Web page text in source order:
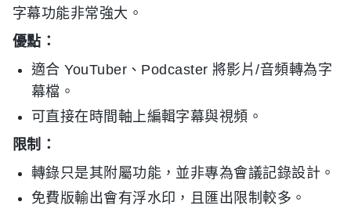
字幕功能非常強大。
優點：
適合 YouTuber、Podcaster 將影片/音頻轉為字
幕檔。
可直接在時間軸上編輯字幕與視頻。
限制：
轉錄只是其附屬功能，並非專為會議記錄設計。
免費版輸出會有浮水印，且匯出限制較多。